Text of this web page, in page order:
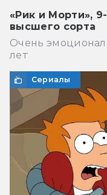
«Рик и Морти»,
высшего сорта
Очень
лет
Сериалы